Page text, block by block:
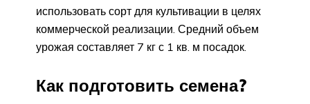
использовать сорт для культивации в целях
коммерческой реализации. Средний объем
урожая составляет 7 кг с 1 кв. м посадок.
Как подготовить семена?